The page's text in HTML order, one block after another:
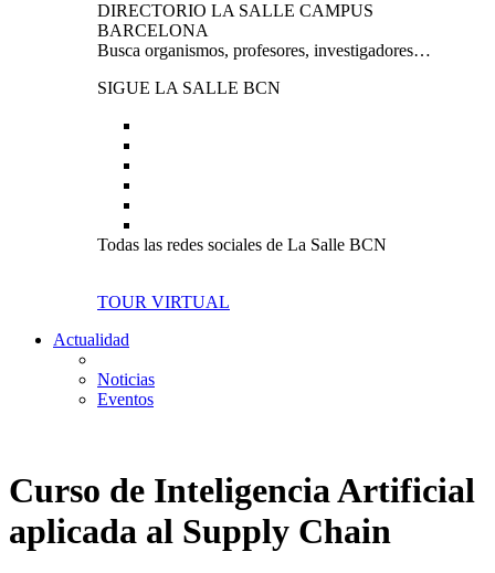
DIRECTORIO LA SALLE CAMPUS
BARCELONA
Busca organismos, profesores, investigadores…
SIGUE LA SALLE BCN
Todas las redes sociales de La Salle BCN
TOUR VIRTUAL
Actualidad
Noticias
Eventos
Curso de Inteligencia Artificial
aplicada al Supply Chain